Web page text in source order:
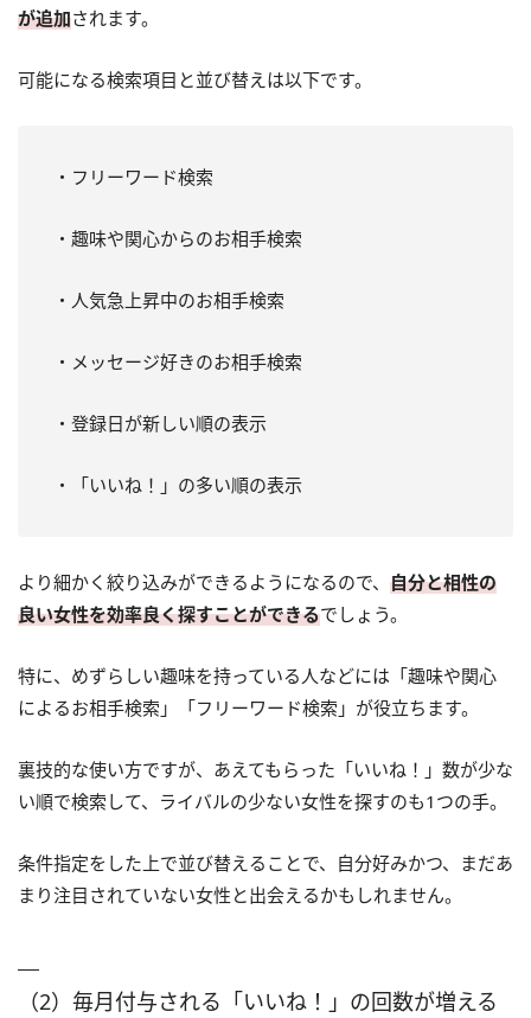
が追加されます。
可能になる検索項目と並び替えは以下です。
・フリーワード検索
・趣味や関心からのお相手検索
・人気急上昇中のお相手検索
・メッセージ好きのお相手検索
・登録日が新しい順の表示
・「いいね！」の多い順の表示
より細かく絞り込みができるようになるので、 自分と相性の
良い女性を効率良く探すことができるでしょう。
特に、めずらしい趣味を持っている人などには「趣味や関心
によるお相手検索」「フリーワード検索」が役立ちます。
裏技的な使い方ですが、あえてもらった「いいね！」数が少な
い順で検索して、ライバルの少ない女性を探すのも1つの手。
条件指定をした上で並び替えることで、自分好みかつ、まだあ
まり注目されていない女性と出会えるかもしれません。
（2）毎月付与される「いいね！」の回数が増える